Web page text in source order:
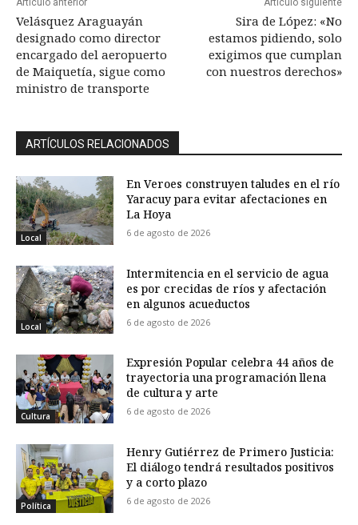
Artículo anterior
Velásquez Araguayán
designado como director
encargado del aeropuerto
de Maiquetía, sigue como
ministro de transporte
Artículo siguiente
Sira de López: «No
estamos pidiendo, solo
exigimos que cumplan
con nuestros derechos»
ARTÍCULOS RELACIONADOS
Local
En Veroes construyen taludes en el río
Yaracuy para evitar afectaciones en
La Hoya
6 de agosto de 2026
Local
Intermitencia en el servicio de agua
es por crecidas de ríos y afectación
en algunos acueductos
6 de agosto de 2026
Cultura
Expresión Popular celebra 44 años de
trayectoria una programación llena
de cultura y arte
6 de agosto de 2026
Política
Henry Gutiérrez de Primero Justicia:
El diálogo tendrá resultados positivos
y a corto plazo
6 de agosto de 2026